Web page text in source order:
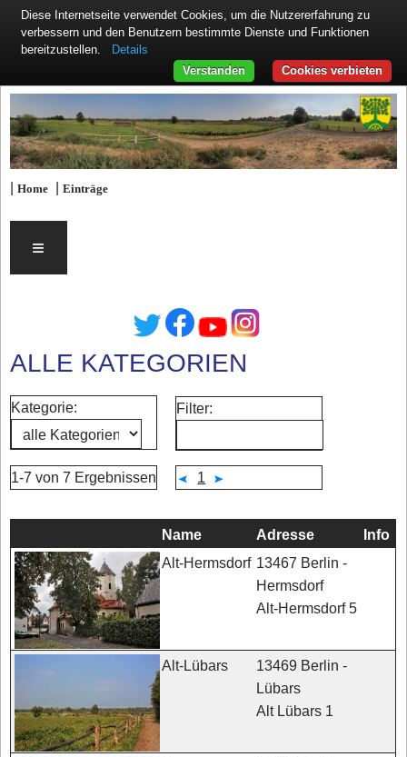
|Home |Einträge
≡
ALLE KATEGORIEN
Kategorie: Filter:
1-7 von 7 Ergebnissen 1
Name Adresse Info
Alt-Hermsdorf 13467 Berlin -
Hermsdorf
Alt-Hermsdorf 5
Alt-Lübars
13469 Berlin -
Lübars
Alt Lübars 1
Diese Internetseite verwendet Cookies, um die Nutzererfahrung zu
verbessern und den Benutzern bestimmte Dienste und Funktionen
bereitzustellen.
Details
Cookies verbieten
Verstanden